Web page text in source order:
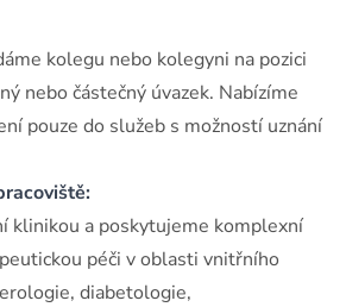
kolegu nebo kolegyni na pozici
nebo částečný úvazek. Nabízíme
pouze do služeb s možností uznání
klinikou a poskytujeme komplexní
péči v oblasti vnitřního
diabetologie,